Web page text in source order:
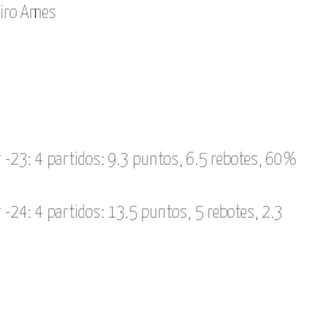
Ames
-23: 4 partidos: 9.3 puntos, 6.5 rebotes, 60%
-24: 4 partidos: 13.5 puntos, 5 rebotes, 2.3